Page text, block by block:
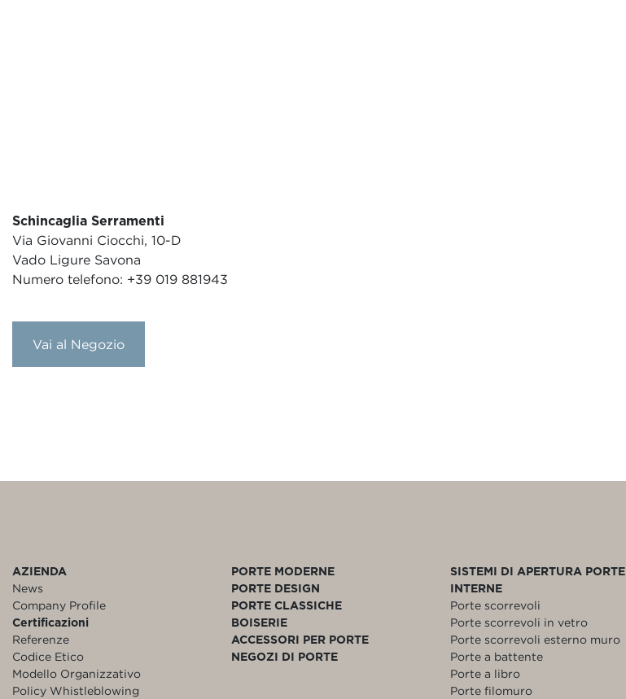
Schincaglia Serramenti
Via Giovanni Ciocchi, 10-D
Vado Ligure Savona
Numero telefono: +39 019 881943
Vai al Negozio
AZIENDA
News
Company Profile
Certificazioni
Referenze
Codice Etico
Modello Organizzativo
Policy Whistleblowing
PORTE MODERNE
PORTE DESIGN
PORTE CLASSICHE
BOISERIE
ACCESSORI PER PORTE
NEGOZI DI PORTE
SISTEMI DI APERTURA PORTE
INTERNE
Porte scorrevoli
Porte scorrevoli in vetro
Porte scorrevoli esterno muro
Porte a battente
Porte a libro
Porte filomuro